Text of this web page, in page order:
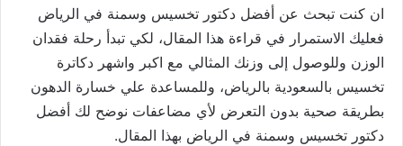
ان كنت تبحث عن أفضل دكتور تخسيس وسمنة في الرياض
فعليك الاستمرار في قراءة هذا المقال، لكي تبدأ رحلة فقدان
الوزن وللوصول إلى وزنك المثالي مع اكبر واشهر دكاترة
تخسيس بالسعودية بالرياض، وللمساعدة علي خسارة الدهون
بطريقة صحية بدون التعرض لأي مضاعفات نوضح لك أفضل
دكتور تخسيس وسمنة في الرياض بهذا المقال.